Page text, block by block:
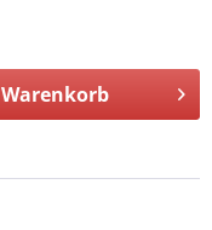
Warenkorb